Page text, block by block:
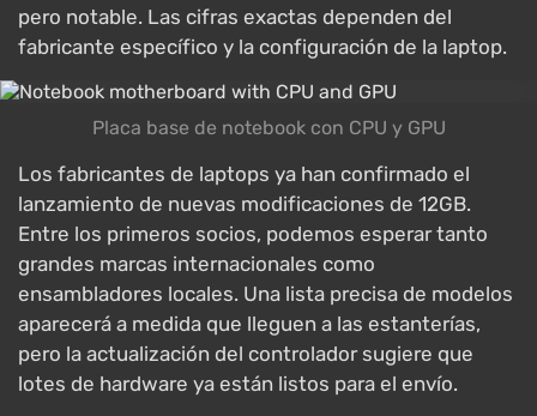
pero notable. Las cifras exactas dependen del
fabricante específico y la configuración de la laptop.
Placa base de notebook con CPU y GPU
Los fabricantes de laptops ya han confirmado el
lanzamiento de nuevas modificaciones de 12GB.
Entre los primeros socios, podemos esperar tanto
grandes marcas internacionales como
ensambladores locales. Una lista precisa de modelos
aparecerá a medida que lleguen a las estanterías,
pero la actualización del controlador sugiere que
lotes de hardware ya están listos para el envío.